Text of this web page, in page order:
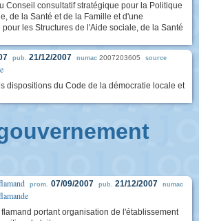
Conseil consultatif stratégique pour la Politique
de la Santé et de la Famille et d'une
les Structures de l'Aide sociale, de la Santé
pub. 21/12/2007 numac 2007203605 source
dispositions du Code de la démocratie locale et
prom. 07/09/2007 pub. 21/12/2007 numac
portant organisation de l'établissement